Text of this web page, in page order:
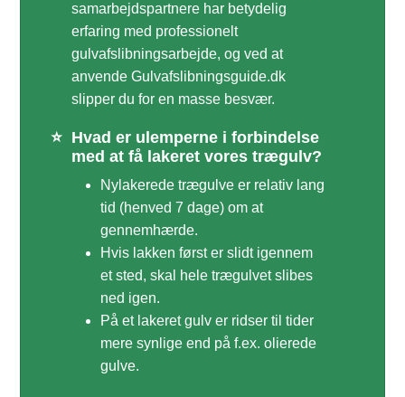
samarbejdspartnere har betydelig
erfaring med professionelt
gulvafslibningsarbejde, og ved at
anvende Gulvafslibningsguide.dk
slipper du for en masse besvær.
⭐ Hvad er ulemperne i forbindelse
med at få lakeret vores trægulv?
Nylakerede trægulve er relativ lang
tid (henved 7 dage) om at
gennemhærde.
Hvis lakken først er slidt igennem
et sted, skal hele trægulvet slibes
ned igen.
På et lakeret gulv er ridser til tider
mere synlige end på f.ex. olierede
gulve.